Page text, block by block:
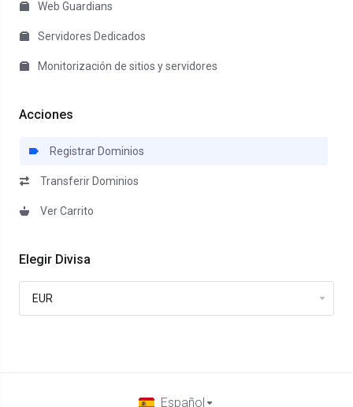
Web Guardians
Servidores Dedicados
Monitorización de sitios y servidores
Acciones
Registrar Dominios
Transferir Dominios
Ver Carrito
Elegir Divisa
Español